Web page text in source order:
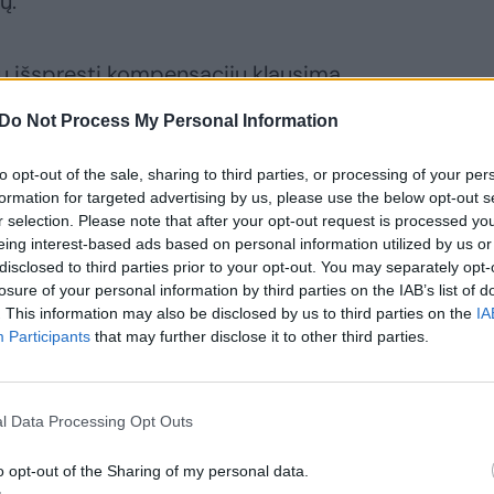
Do Not Process My Personal Information
opt-out of the sale, sharing to third parties, or processing of your
for targeted advertising by us, please use the below opt-out
selection. Please note that after your opt-out request is processed
interest-based ads based on personal information utilized by us
to third parties prior to your opt-out. You may separately
of your personal information by third parties on the IAB’s list of
This information may also be disclosed by us to third parties on the
Participants that may further disclose it to other third parties.
Data Processing Opt Outs
opt-out of the Sharing of my personal data.
išspręsti kompensacijų klausimą.
#Ukraine️#UkraineWillWin #Russia #Russian
cSw0cCWsyS
September 1, 2022
sutrikusios Rusijos taksi paslaugų
„Uber“, programėlių veikimas. Tuo metu
pateikti užsakymą Maskvoje ir
Gedimo priežastis nebuvo